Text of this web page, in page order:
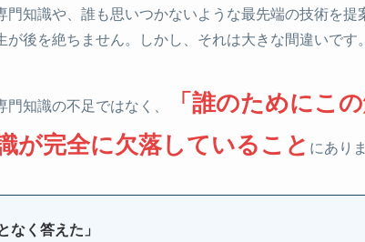
知識や、誰も思いつかないような最先端の技術を提
後を絶ちません。しかし、それは大きな間違いです。
知識の不足ではなく、
「誰のためにこ
が完全に欠落していること にあり
なく答えた」